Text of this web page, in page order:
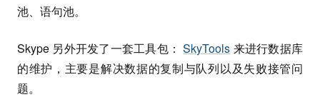
池、语句池。
Skype 另外开发了一套工具包：SkyTools 来进行数据库
的维护，主要是解决数据的复制与队列以及失败接管问
题。